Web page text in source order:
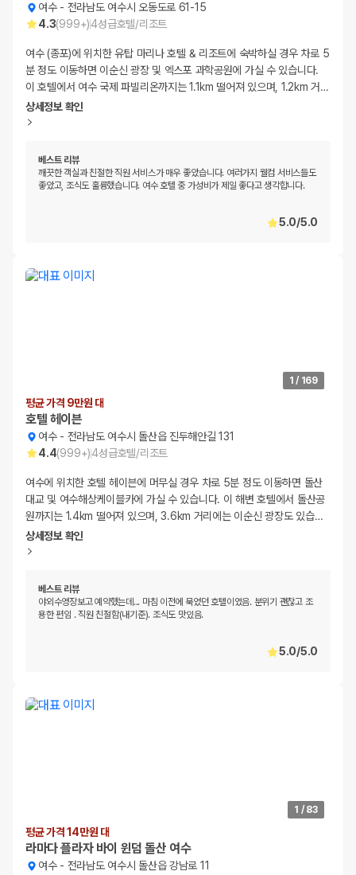
여수- 전라남도 여수시 오동도로 61-15
4.3(999+)4성급호텔/리조트
여수 (종포)에 위치한 유탑 마리나 호텔 & 리조트에 숙박하실 경우 차로 5
분 정도 이동하면 이순신 광장 및 엑스포 과학공원에 가실 수 있습니다.
이 호텔에서 여수 국제 파빌리온까지는 1.1km 떨어져 있으며, 1.2km 거…
상세정보 확인
베스트 리뷰
깨끗한 객실과 친절한 직원 서비스가 매우 좋았습니다. 여러가지 웰컴 서비스들도
좋았고, 조식도 훌륭했습니다. 여수 호텔 중 가성비가 제일 좋다고 생각합니다.
5.0/5.0
1 / 169
평균 가격 9만원 대
호텔 헤이븐
여수- 전라남도 여수시 돌산읍 진두해안길 131
4.4(999+)4성급호텔/리조트
여수에 위치한 호텔 헤이븐에 머무실 경우 차로 5분 정도 이동하면 돌산
대교 및 여수해상케이블카에 가실 수 있습니다. 이 해변 호텔에서 돌산공
원까지는 1.4km 떨어져 있으며, 3.6km 거리에는 이순신 광장도 있습…
상세정보 확인
베스트 리뷰
야외수영장보고 예약했는데... 마침 이전에 묵었던 호텔이였음. 분위기 괜찮고 조
용한 편임 . 직원 친절함(내기준). 조식도 맛있음.
5.0/5.0
1 / 83
평균 가격 14만원 대
라마다 플라자 바이 윈덤 돌산 여수
여수- 전라남도 여수시 돌산읍 강남로 11